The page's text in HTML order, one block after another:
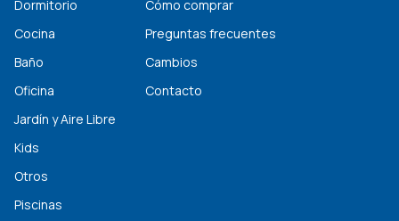
Dormitorio
Cocina
Baño
Oficina
Jardín y Aire Libre
Kids
Otros
Piscinas
Cómo comprar
Preguntas frecuentes
Cambios
Contacto